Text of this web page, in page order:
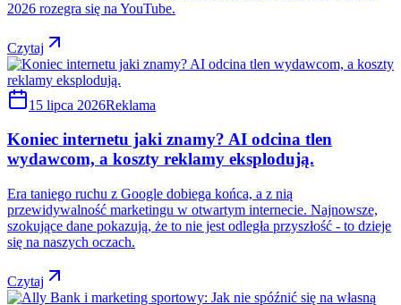
2026 rozegra się na YouTube.
Czytaj
15 lipca 2026Reklama
Koniec internetu jaki znamy? AI odcina tlen
wydawcom, a koszty reklamy eksplodują.
Era taniego ruchu z Google dobiega końca, a z nią
przewidywalność marketingu w otwartym internecie. Najnowsze,
szokujące dane pokazują, że to nie jest odległa przyszłość - to dzieje
się na naszych oczach.
Czytaj